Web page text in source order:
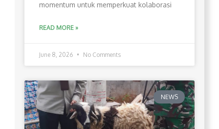
momentum untuk memperkuat kolaborasi
READ MORE »
June 8, 2026 No Comments
NEWS